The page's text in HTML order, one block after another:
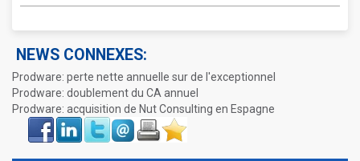
NEWS CONNEXES:
Prodware: perte nette annuelle sur de l'exceptionnel
Prodware: doublement du CA annuel
Prodware: acquisition de Nut Consulting en Espagne
Face
book
LinkIn Twitter Envoyer ImprimerFavoris